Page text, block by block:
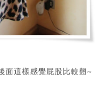
面這樣感覺屁股比較翹~